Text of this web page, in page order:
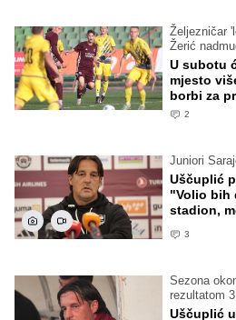
Željezničar
Žerić
U subotu
mjesto
borbi za
2
Juniori
Uščuplić
"Volio bih
stadion,
3
Sezona
rezultatom
Uščuplić